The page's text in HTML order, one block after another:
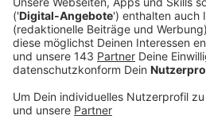
Dieser Song erinnert schwer an
oder Jugend. Damals als
die Charts stürmte und bis
schlechthin ist, waren YouNotUs